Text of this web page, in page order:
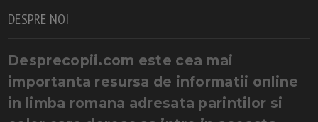
DESPRE NOI
Desprecopii.com este cea mai
importanta resursa de informatii online
in limba romana adresata parintilor si